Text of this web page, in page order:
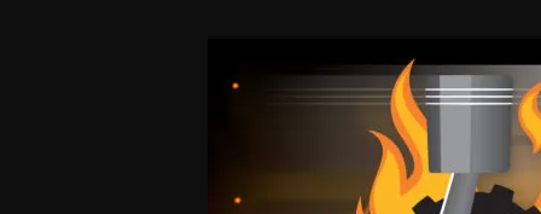
De meest krachtige